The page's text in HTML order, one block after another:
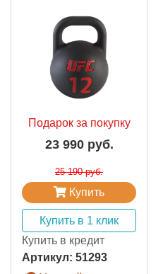
Подарок за покупку
23 990 руб.
25 190 руб.
Купить
Купить в 1 клик
Купить в кредит
Артикул: 51293